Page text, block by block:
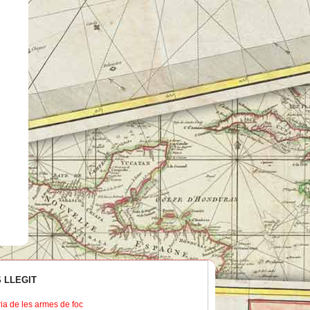
LLEGIT
de les armes de foc